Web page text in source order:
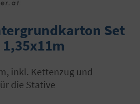
Set
die Stative